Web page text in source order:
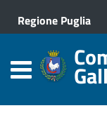
Regione Puglia